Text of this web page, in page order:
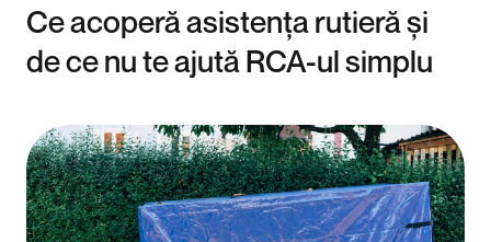
Ce acoperă asistența rutieră și
de ce nu te ajută RCA-ul simplu